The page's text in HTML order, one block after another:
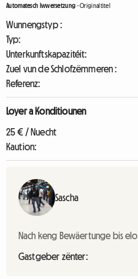
Automatesch Iwwersetzung -Originaltitel
Wunnengstyp :
Typ:
Unterkunftskapazitéit:
Zuel vun de Schlofzëmmeren :
Referenz:
Loyer a Konditiounen
25 € / Nuecht
Kaution:
Sascha
Nach keng Bewäertunge bis elo
Gastgeber zënter: